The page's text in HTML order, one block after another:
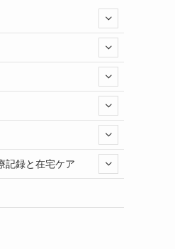
記録と在宅ケア